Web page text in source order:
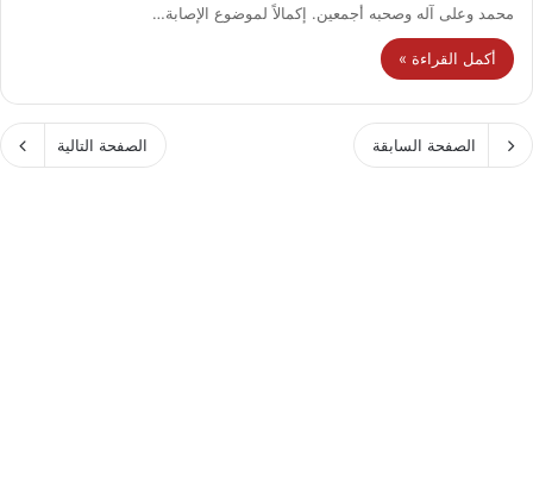
محمد وعلى آله وصحبه أجمعين. إكمالاً لموضوع الإصابة…
أكمل القراءة »
الصفحة السابقة الصفحة التالية